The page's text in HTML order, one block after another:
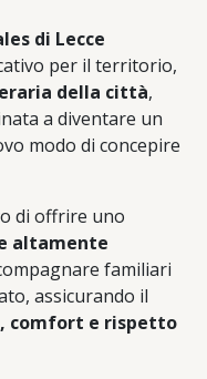
di Lecce
per il territorio,
della città,
a diventare un
modo di concepire
di offrire uno
altamente
familiari
assicurando il
comfort e rispetto